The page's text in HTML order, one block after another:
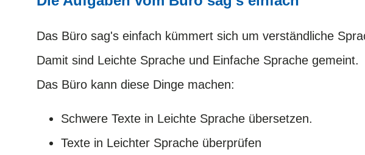
Das Büro sag's einfach kümmert sich um verständliche
​​​​​​​Damit sind Leichte Sprache und Einfache Sprache gemeint.
Das Büro kann diese Dinge machen:
Schwere Texte in Leichte Sprache übersetzen.
Texte in Leichter Sprache überprüfen